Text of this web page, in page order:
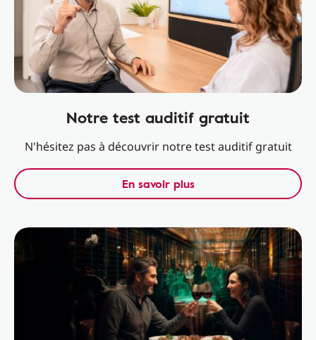
Notre test auditif gratuit
N'hésitez pas à découvrir notre test auditif gratuit
En savoir plus